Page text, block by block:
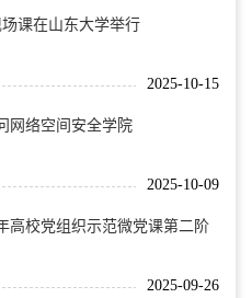
课在山东大学举行
2025-10-15
网络空间安全学院
2025-10-09
高校党组织示范微党课第二阶
2025-09-26